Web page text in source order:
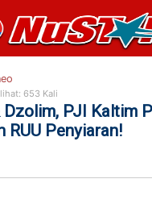
653 Kali
Dzolim, PJI Kaltim
RUU Penyiaran!